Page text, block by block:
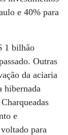
e 40% para
1 bilhão
Outras
da aciaria
hibernada
e
para